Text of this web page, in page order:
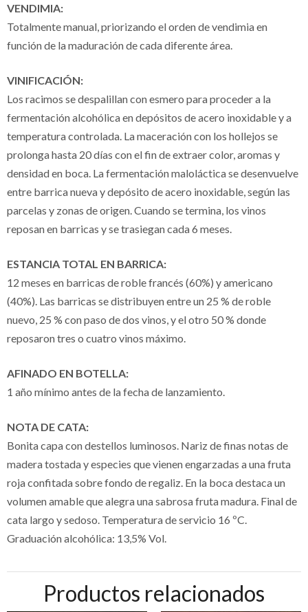
VENDIMIA:
Totalmente manual, priorizando el orden de vendimia en
función de la maduración de cada diferente área.
VINIFICACIÓN:
Los racimos se despalillan con esmero para proceder a la
fermentación alcohólica en depósitos de acero inoxidable y a
temperatura controlada. La maceración con los hollejos se
prolonga hasta 20 días con el fin de extraer color, aromas y
densidad en boca. La fermentación maloláctica se desenvuelve
entre barrica nueva y depósito de acero inoxidable, según las
parcelas y zonas de origen. Cuando se termina, los vinos
reposan en barricas y se trasiegan cada 6 meses.
ESTANCIA TOTAL EN BARRICA:
12 meses en barricas de roble francés (60%) y americano
(40%). Las barricas se distribuyen entre un 25 % de roble
nuevo, 25 % con paso de dos vinos, y el otro 50 % donde
reposaron tres o cuatro vinos máximo.
AFINADO EN BOTELLA:
1 año mínimo antes de la fecha de lanzamiento.
NOTA DE CATA:
Bonita capa con destellos luminosos. Nariz de finas notas de
madera tostada y especies que vienen engarzadas a una fruta
roja confitada sobre fondo de regaliz. En la boca destaca un
volumen amable que alegra una sabrosa fruta madura. Final de
cata largo y sedoso. Temperatura de servicio 16 ºC.
Graduación alcohólica: 13,5% Vol.
Productos relacionados